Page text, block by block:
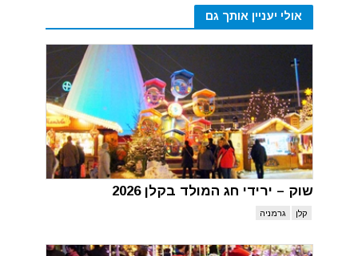
אולי יעניין אותך גם
שוק – ירידי חג המולד בקלן 2026
קלן גרמניה